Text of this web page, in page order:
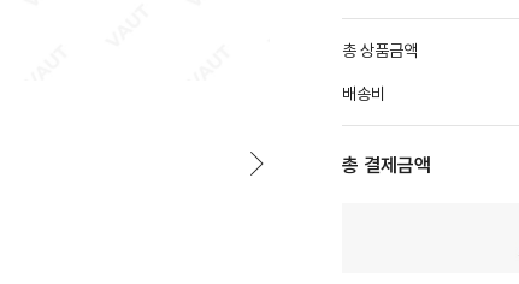
총 상품금액
배송비
총 결제금액